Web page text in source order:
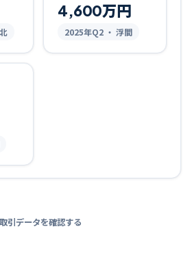
4,600万円
2025年Q2 ・ 浮間
引データを確認する